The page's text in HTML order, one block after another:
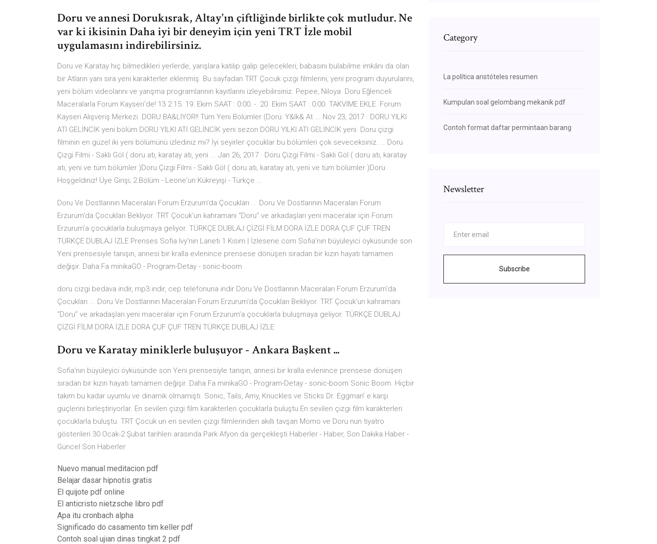
Doru ve annesi Dorukısrak, Altay'ın çiftliğinde birlikte çok mutludur. Ne
var ki ikisinin Daha iyi bir deneyim için yeni TRT İzle mobil
uygulamasını indirebilirsiniz.
Doru ve Karatay hiç bilmedikleri yerlerde, yarışlara katılıp galip gelecekleri, babasını bulabilme imkânı da olan
bir Atların yanı sıra yeni karakterler eklenmiş. Bu sayfadan TRT Çocuk çizgi filmlerini, yeni program duyurularını,
yeni bölüm videolarını ve yarışma programlarının kayıtlarını izleyebilirsiniz. Pepee, Niloya Doru Eğlenceli
Maceralarla Forum Kayseri'de! 13 2 15. 19. Ekim SAAT : 0:00. -. 20. Ekim SAAT : 0:00. TAKVİME EKLE. Forum
Kayseri Alışveriş Merkezi. DORU BA&LIYOR!! Tüm Yeni Bölümler (Doru: Y&lk& At ... Nov 23, 2017 · DORU YILKI
ATI GELİNCİK yeni bölüm DORU YILKI ATI GELİNCİK yeni sezon DORU YILKI ATI GELİNCİK yeni. Doru çizgi
filminin en güzel iki yeni bölümünü izlediniz mi? İyi seyirler çocuklar bu bölümleri çok seveceksiniz. … Doru
Çizgi Filmi - Saklı Göl ( doru atı, karatay atı, yeni ... Jan 26, 2017 · Doru Çizgi Filmi - Saklı Göl ( doru atı, karatay
atı, yeni ve tüm bölümler )Doru Çizgi Filmi - Saklı Göl ( doru atı, karatay atı, yeni ve tüm bölümler )Doru
Hoşgeldiniz! Üye Girişi; 2.Bölüm - Leone'un Kükreyişi - Türkçe …
Doru Ve Dostlarının Maceraları Forum Erzurum'da Çocukları ... Doru Ve Dostlarının Maceraları Forum
Erzurum'da Çocukları Bekliyor. TRT Çocuk’un kahramanı “Doru” ve arkadaşları yeni maceralar için Forum
Erzurum’a çocuklarla buluşmaya geliyor. TÜRKÇE DUBLAJ ÇİZGİ FİLM DORA İZLE DORA ÇUF ÇUF TREN
TÜRKÇE DUBLAJ İZLE Prenses Sofia Ivy'nin Laneti 1 Kısım | İzlesene.com Sofia'nın büyüleyici öyküsünde son
Yeni prensesiyle tanışın, annesi bir kralla evlenince prensese dönüşen sıradan bir kızın hayatı tamamen
değişir. Daha Fa minikaGO - Program-Detay - sonic-boom
doru cizgi bedava indir, mp3 indir, cep telefonuna indir Doru Ve Dostlarının Maceraları Forum Erzurum'da
Çocukları ... Doru Ve Dostlarının Maceraları Forum Erzurum'da Çocukları Bekliyor. TRT Çocuk’un kahramanı
“Doru” ve arkadaşları yeni maceralar için Forum Erzurum’a çocuklarla buluşmaya geliyor. TÜRKÇE DUBLAJ
ÇİZGİ FİLM DORA İZLE DORA ÇUF ÇUF TREN TÜRKÇE DUBLAJ İZLE
Doru ve Karatay miniklerle buluşuyor - Ankara Başkent ...
Sofia'nın büyüleyici öyküsünde son Yeni prensesiyle tanışın, annesi bir kralla evlenince prensese dönüşen
sıradan bir kızın hayatı tamamen değişir. Daha Fa minikaGO - Program-Detay - sonic-boom Sonic Boom. Hiçbir
takım bu kadar uyumlu ve dinamik olmamıştı. Sonic, Tails, Amy, Knuckles ve Sticks Dr. Eggman' e karşı
güçlerini birleştiriyorlar. En sevilen çizgi film karakterleri çocuklarla buluştu En sevilen çizgi film karakterleri
çocuklarla buluştu. TRT Çocuk un en sevilen çizgi filmlerinden akıllı tavşan Momo ve Doru nun tiyatro
gösterileri 30 Ocak-2 Şubat tarihleri arasında Park Afyon da gerçekleşti Haberler - Haber, Son Dakika Haber -
Güncel Son Haberler
Nuevo manual meditacion pdf
Belajar dasar hipnotis gratis
El quijote pdf online
El anticristo nietzsche libro pdf
Apa itu cronbach alpha
Significado do casamento tim keller pdf
Contoh soal ujian dinas tingkat 2 pdf
Category
La política aristóteles resumen
Kumpulan soal gelombang mekanik pdf
Contoh format daftar permintaan barang
Newsletter
Subscribe